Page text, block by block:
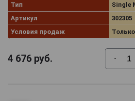
Тип
Single
Артикул
302305
Условия продаж
4 676 руб. -